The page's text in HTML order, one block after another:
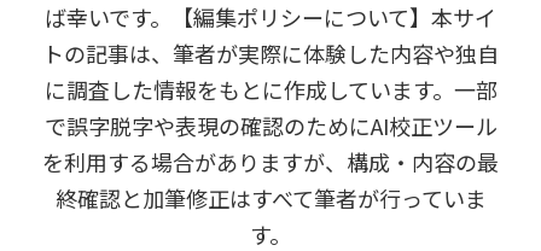
ば幸いです。【編集ポリシーについて】本サイ
トの記事は、筆者が実際に体験した内容や独自
に調査した情報をもとに作成しています。一部
で誤字脱字や表現の確認のためにAI校正ツール
を利用する場合がありますが、構成・内容の最
終確認と加筆修正はすべて筆者が行っていま
す。